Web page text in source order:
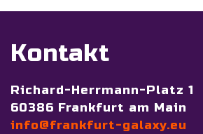
Kontakt
Richard-Herrmann-Platz 1
60386 Frankfurt am Main
info@frankfurt-galaxy.eu